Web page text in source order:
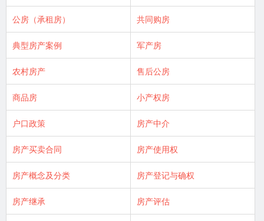
公房（承租房） 共同购房
典型房产案例 军产房
农村房产 售后公房
商品房 小产权房
户口政策 房产中介
房产买卖合同 房产使用权
房产概念及分类 房产登记与确权
房产继承 房产评估